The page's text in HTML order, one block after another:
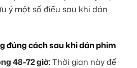
ý một số điều sau khi dán
đúng cách sau khi dán phim
48-72 giờ:Thời gian này để